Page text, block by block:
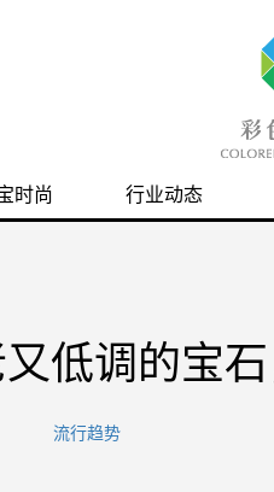
时尚 行业动态
又低调的宝
流行趋势